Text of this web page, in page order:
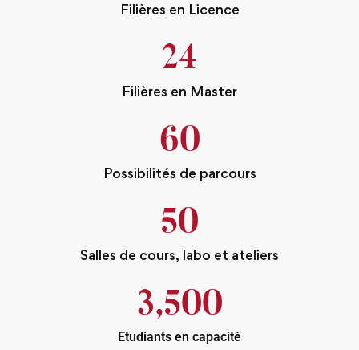
Filières en Licence
24
Filières en Master
60
Possibilités de parcours
50
Salles de cours, labo et ateliers
3,500
Etudiants en capacité